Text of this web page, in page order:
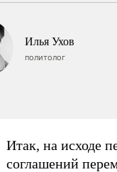
Илья Ухов
политолог
Итак, на исходе
соглашений